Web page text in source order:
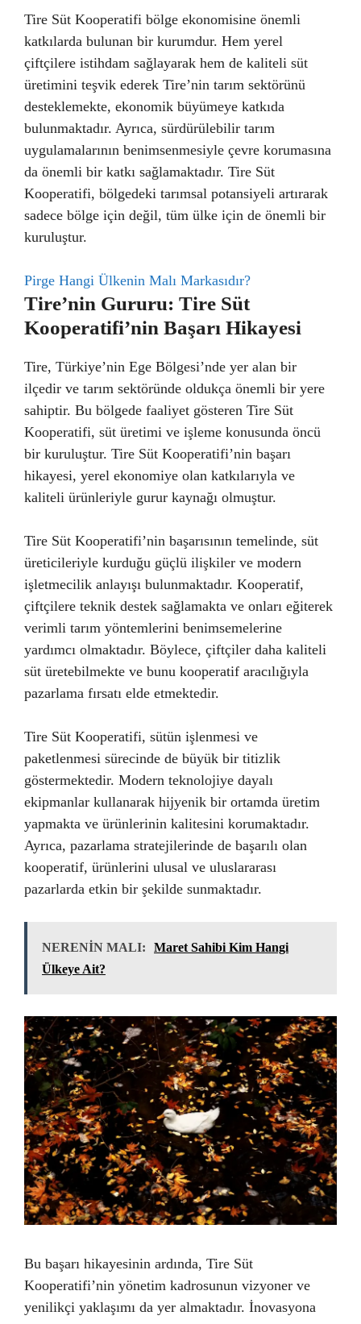
Tire Süt Kooperatifi bölge ekonomisine önemli
katkılarda bulunan bir kurumdur. Hem yerel
çiftçilere istihdam sağlayarak hem de kaliteli süt
üretimini teşvik ederek Tire’nin tarım sektörünü
desteklemekte, ekonomik büyümeye katkıda
bulunmaktadır. Ayrıca, sürdürülebilir tarım
uygulamalarının benimsenmesiyle çevre korumasına
da önemli bir katkı sağlamaktadır. Tire Süt
Kooperatifi, bölgedeki tarımsal potansiyeli artırarak
sadece bölge için değil, tüm ülke için de önemli bir
kuruluştur.
Pirge Hangi Ülkenin Malı Markasıdır?
Tire’nin Gururu: Tire Süt
Kooperatifi’nin Başarı Hikayesi
Tire, Türkiye’nin Ege Bölgesi’nde yer alan bir
ilçedir ve tarım sektöründe oldukça önemli bir yere
sahiptir. Bu bölgede faaliyet gösteren Tire Süt
Kooperatifi, süt üretimi ve işleme konusunda öncü
bir kuruluştur. Tire Süt Kooperatifi’nin başarı
hikayesi, yerel ekonomiye olan katkılarıyla ve
kaliteli ürünleriyle gurur kaynağı olmuştur.
Tire Süt Kooperatifi’nin başarısının temelinde, süt
üreticileriyle kurduğu güçlü ilişkiler ve modern
işletmecilik anlayışı bulunmaktadır. Kooperatif,
çiftçilere teknik destek sağlamakta ve onları eğiterek
verimli tarım yöntemlerini benimsemelerine
yardımcı olmaktadır. Böylece, çiftçiler daha kaliteli
süt üretebilmekte ve bunu kooperatif aracılığıyla
pazarlama fırsatı elde etmektedir.
Tire Süt Kooperatifi, sütün işlenmesi ve
paketlenmesi sürecinde de büyük bir titizlik
göstermektedir. Modern teknolojiye dayalı
ekipmanlar kullanarak hijyenik bir ortamda üretim
yapmakta ve ürünlerinin kalitesini korumaktadır.
Ayrıca, pazarlama stratejilerinde de başarılı olan
kooperatif, ürünlerini ulusal ve uluslararası
pazarlarda etkin bir şekilde sunmaktadır.
NERENİN MALI:
Maret Sahibi Kim Hangi
Ülkeye Ait?
Bu başarı hikayesinin ardında, Tire Süt
Kooperatifi’nin yönetim kadrosunun vizyoner ve
yenilikçi yaklaşımı da yer almaktadır. İnovasyona